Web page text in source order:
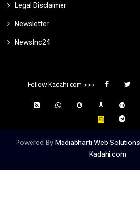
Legal Disclaimer
Newsletter
NewsInc24
Follow Kadahi.com >>>
Powered By Mediabharti Web Solutions
Kadahi.com.